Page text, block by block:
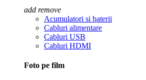
add remove
Acumulatori si baterii
Cabluri alimentare
Cabluri USB
Cabluri HDMI
Foto pe film